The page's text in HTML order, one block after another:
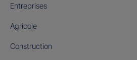
Entreprises
Agricole
Construction